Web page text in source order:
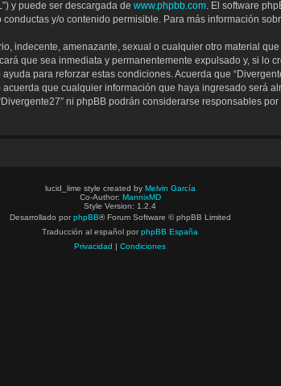
y puede ser descargada de www.phpbb.com. El software
y/o contenido permisible. Para más información
indecente, amenazante, sexual o cualquier otro material
que sea inmediata y permanentemente expulsado y, si lo
para reforzar estas condiciones. Acuerda que
que cualquier información que haya ingresado será
ni phpBB podrán considerarse responsables
lucid_lime style created by Melvin García
Co-Author: MannixMD
Style Version: 1.2.4
Desarrollado por phpBB® Forum Software © phpBB Limited
Traducción al español por phpBB España
Privacidad | Condiciones